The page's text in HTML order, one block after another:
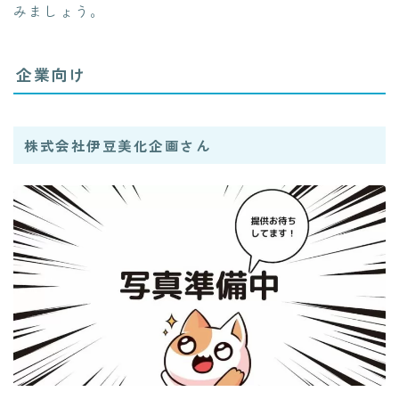
みましょう。
企業向け
株式会社伊豆美化企画さん